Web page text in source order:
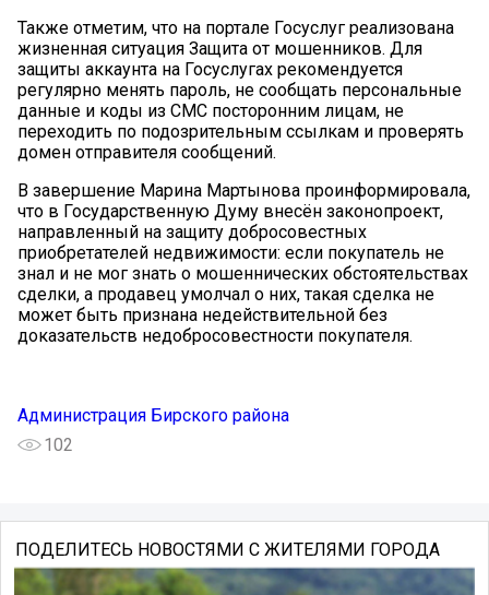
Также отметим, что на портале Госуслуг реализована
жизненная ситуация Защита от мошенников. Для
защиты аккаунта на Госуслугах рекомендуется
регулярно менять пароль, не сообщать персональные
данные и коды из СМС посторонним лицам, не
переходить по подозрительным ссылкам и проверять
домен отправителя сообщений.
В завершение Марина Мартынова проинформировала,
что в Государственную Думу внесён законопроект,
направленный на защиту добросовестных
приобретателей недвижимости: если покупатель не
знал и не мог знать о мошеннических обстоятельствах
сделки, а продавец умолчал о них, такая сделка не
может быть признана недействительной без
доказательств недобросовестности покупателя.
Администрация Бирского района
102
ПОДЕЛИТЕСЬ НОВОСТЯМИ С ЖИТЕЛЯМИ ГОРОДА